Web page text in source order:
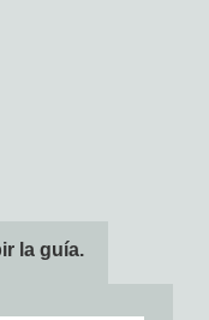
la guía.